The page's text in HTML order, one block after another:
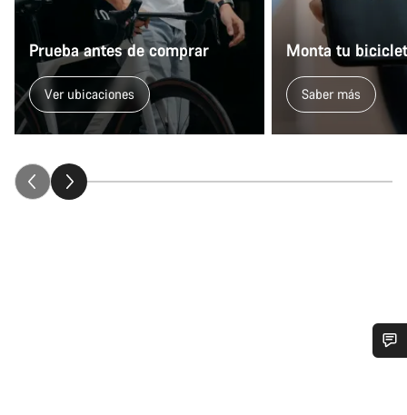
Prueba antes de comprar
Ver ubicaciones
Monta tu
Saber más